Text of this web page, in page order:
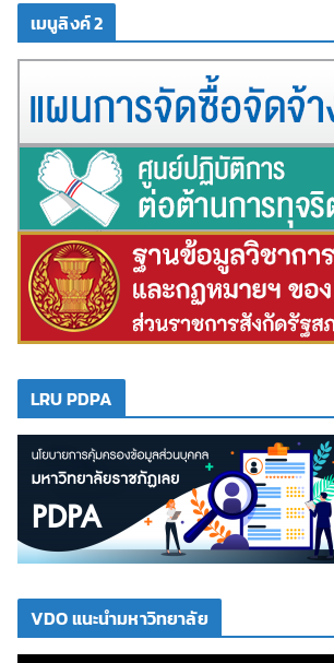
เมนูลิงค์ 2
LRU PDPA
VDO แนะนำมหาวิทยาลัย